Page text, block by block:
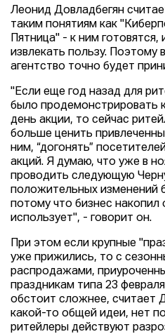
Леонид Довладбегян
таким понятиям как
Пятница" - к ним готовятся,
извлекать пользу. Поэтому
агентство точно будет
"Если еще год назад для
было продемонстрировать
день акции, то сейчас
больше ценить
ним, “догонять”
акций. Я думаю, что уже в
проводить следующую
положительных изменений
потому что бизнес накопил
использует", - говорит он.
При этом если крупные
уже прижились, то с
распродажами,
праздникам типа 23
обстоит сложнее, считает
какой-то общей идеи, нет
ритейлеры действуют